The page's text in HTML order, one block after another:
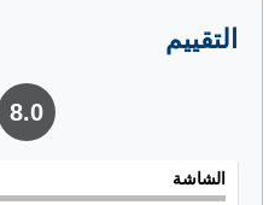
التقييم
8.0
الشاشة